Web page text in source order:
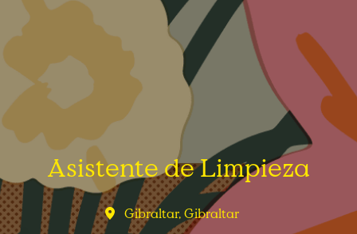
Asistente de Limpieza
Gibraltar, Gibraltar